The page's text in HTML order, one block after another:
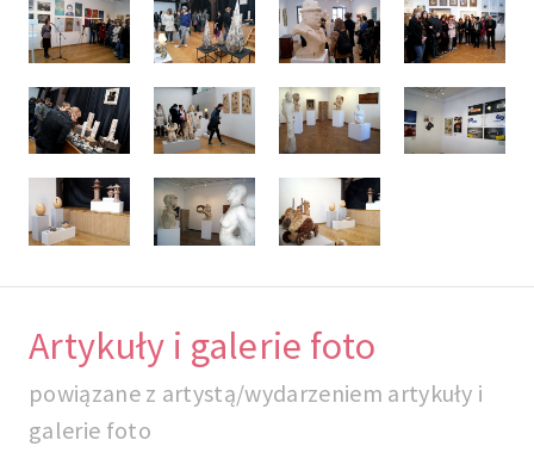
Artykuły i galerie foto
powiązane z artystą/wydarzeniem artykuły i
galerie foto